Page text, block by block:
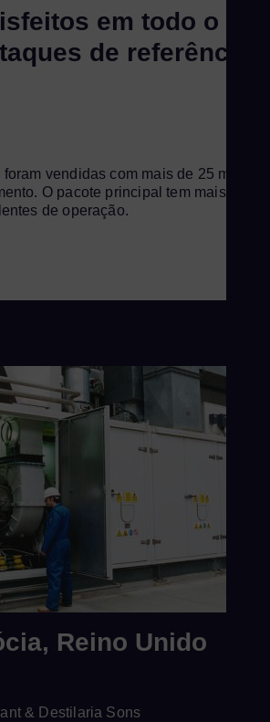
em todo o
de referência
vendidas com mais de 25 milhões
O pacote principal tem mais de
de operação.
Reino Unido
& Destilaria Sons